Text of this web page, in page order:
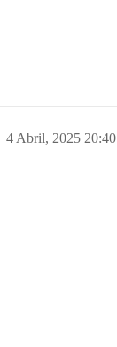
4 Abril, 2025 20:40